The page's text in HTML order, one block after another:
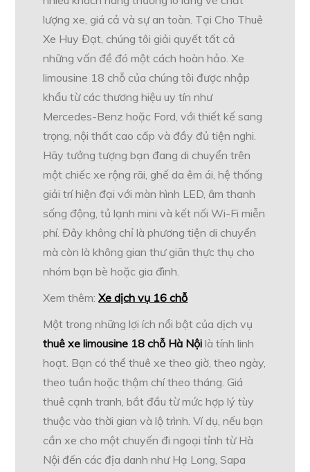
lượng xe, giá cả và sự an toàn. Tại Cho Thuê
Xe Huy Đạt, chúng tôi giải quyết tất cả
những vấn đề đó một cách hoàn hảo. Xe
limousine 18 chỗ của chúng tôi được nhập
khẩu từ các thương hiệu uy tín như
Mercedes-Benz hoặc Ford, với thiết kế sang
trọng, nội thất cao cấp và đầy đủ tiện nghi.
Hãy tưởng tượng bạn đang di chuyển trên
một chiếc xe rộng rãi, ghế da êm ái, hệ thống
giải trí hiện đại với màn hình LED, âm thanh
sống động, tủ lạnh mini và kết nối Wi-Fi miễn
phí. Đây không chỉ là phương tiện di chuyển
mà còn là không gian thư giãn thực thụ cho
nhóm bạn bè hoặc gia đình.
Xem thêm:Xe dịch vụ 16 chỗ
Một trong những lợi ích nổi bật của dịch vụ
thuê xe limousine 18 chỗ Hà Nội là tính linh
hoạt. Bạn có thể thuê xe theo giờ, theo ngày,
theo tuần hoặc thậm chí theo tháng. Giá
thuê cạnh tranh, bắt đầu từ mức hợp lý tùy
thuộc vào thời gian và lộ trình. Ví dụ, nếu bạn
cần xe cho một chuyến đi ngoại tỉnh từ Hà
Nội đến các địa danh như Hạ Long, Sapa